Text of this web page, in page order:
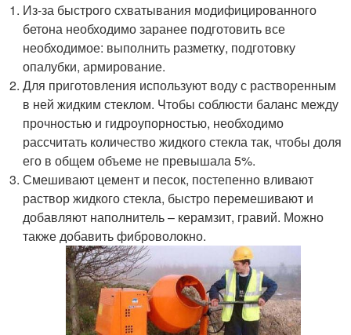
Из-за быстрого схватывания модифицированного
бетона необходимо заранее подготовить все
необходимое: выполнить разметку, подготовку
опалубки, армирование.
Для приготовления используют воду с растворенным
в ней жидким стеклом. Чтобы соблюсти баланс между
прочностью и гидроупорностью, необходимо
рассчитать количество жидкого стекла так, чтобы доля
его в общем объеме не превышала 5%.
Смешивают цемент и песок, постепенно вливают
раствор жидкого стекла, быстро перемешивают и
добавляют наполнитель – керамзит, гравий. Можно
также добавить фиброволокно.